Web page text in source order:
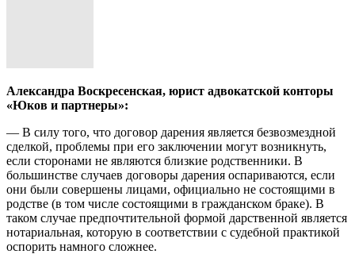
Александра Воскресенская, юрист адвокатской конторы
«Юков и партнеры»:
— В силу того, что договор дарения является безвозмездной
сделкой, проблемы при его заключении могут возникнуть,
если сторонами не являются близкие родственники. В
большинстве случаев договоры дарения оспариваются, если
они были совершены лицами, официально не состоящими в
родстве (в том числе состоящими в гражданском браке). В
таком случае предпочтительной формой дарственной является
нотариальная, которую в соответствии с судебной практикой
оспорить намного сложнее.